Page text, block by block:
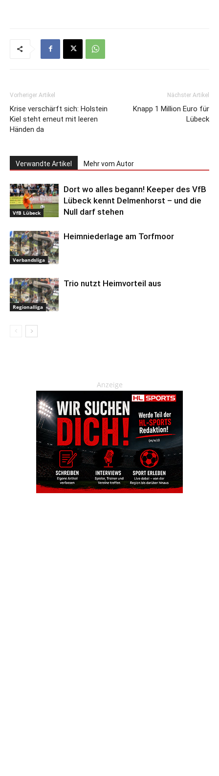
Vorheriger Artikel
Krise verschärft sich: Holstein
Kiel steht erneut mit leeren
Händen da
Nächster Artikel
Knapp 1 Million Euro für
Lübeck
Verwandte Artikel Mehr vom Autor
VfB Lübeck
Dort wo alles begann! Keeper des VfB
Lübeck kennt Delmenhorst – und die
Null darf stehen
Verbandsliga
Heimniederlage am Torfmoor
Regionalliga
Trio nutzt Heimvorteil aus
Anzeige